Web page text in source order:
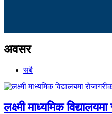
अवसर
सबै
लक्ष्मी माध्यमिक